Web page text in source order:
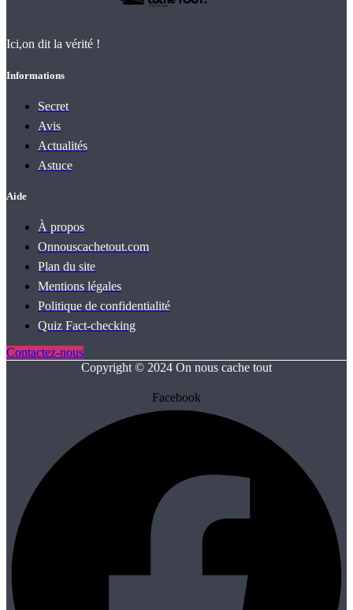
Ici,on dit la vérité !
Informations
Secret
Avis
Actualités
Astuce
Aide
À propos
Onnouscachetout.com
Plan du site
Mentions légales
Politique de confidentialité
Quiz Fact‑checking
Contactez-nous
Copyright © 2024 On nous cache tout
Facebook